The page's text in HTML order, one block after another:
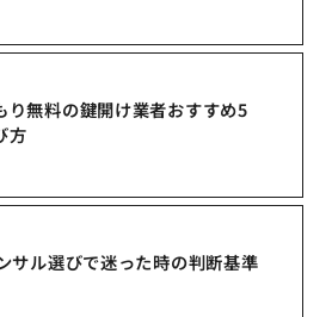
り無料の鍵開け業者おすすめ5
方
サル選びで迷った時の判断基準